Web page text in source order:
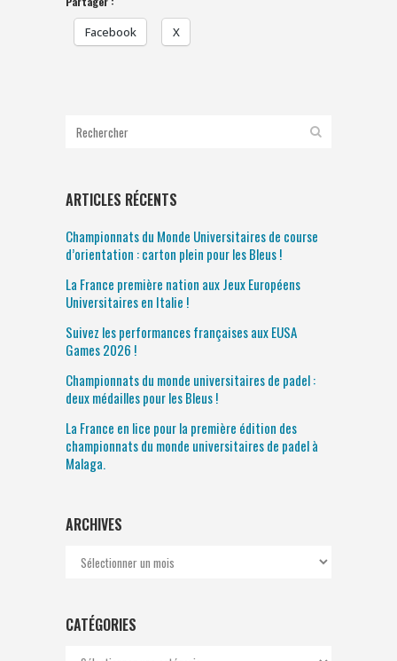
Facebook X
ARTICLES RÉCENTS
Championnats du Monde Universitaires de course
d’orientation : carton plein pour les Bleus !
La France première nation aux Jeux Européens
Universitaires en Italie !
Suivez les performances françaises aux EUSA
Games 2026 !
Championnats du monde universitaires de padel :
deux médailles pour les Bleus !
La France en lice pour la première édition des
championnats du monde universitaires de padel à
Malaga.
ARCHIVES
Archives
CATÉGORIES
Catégories